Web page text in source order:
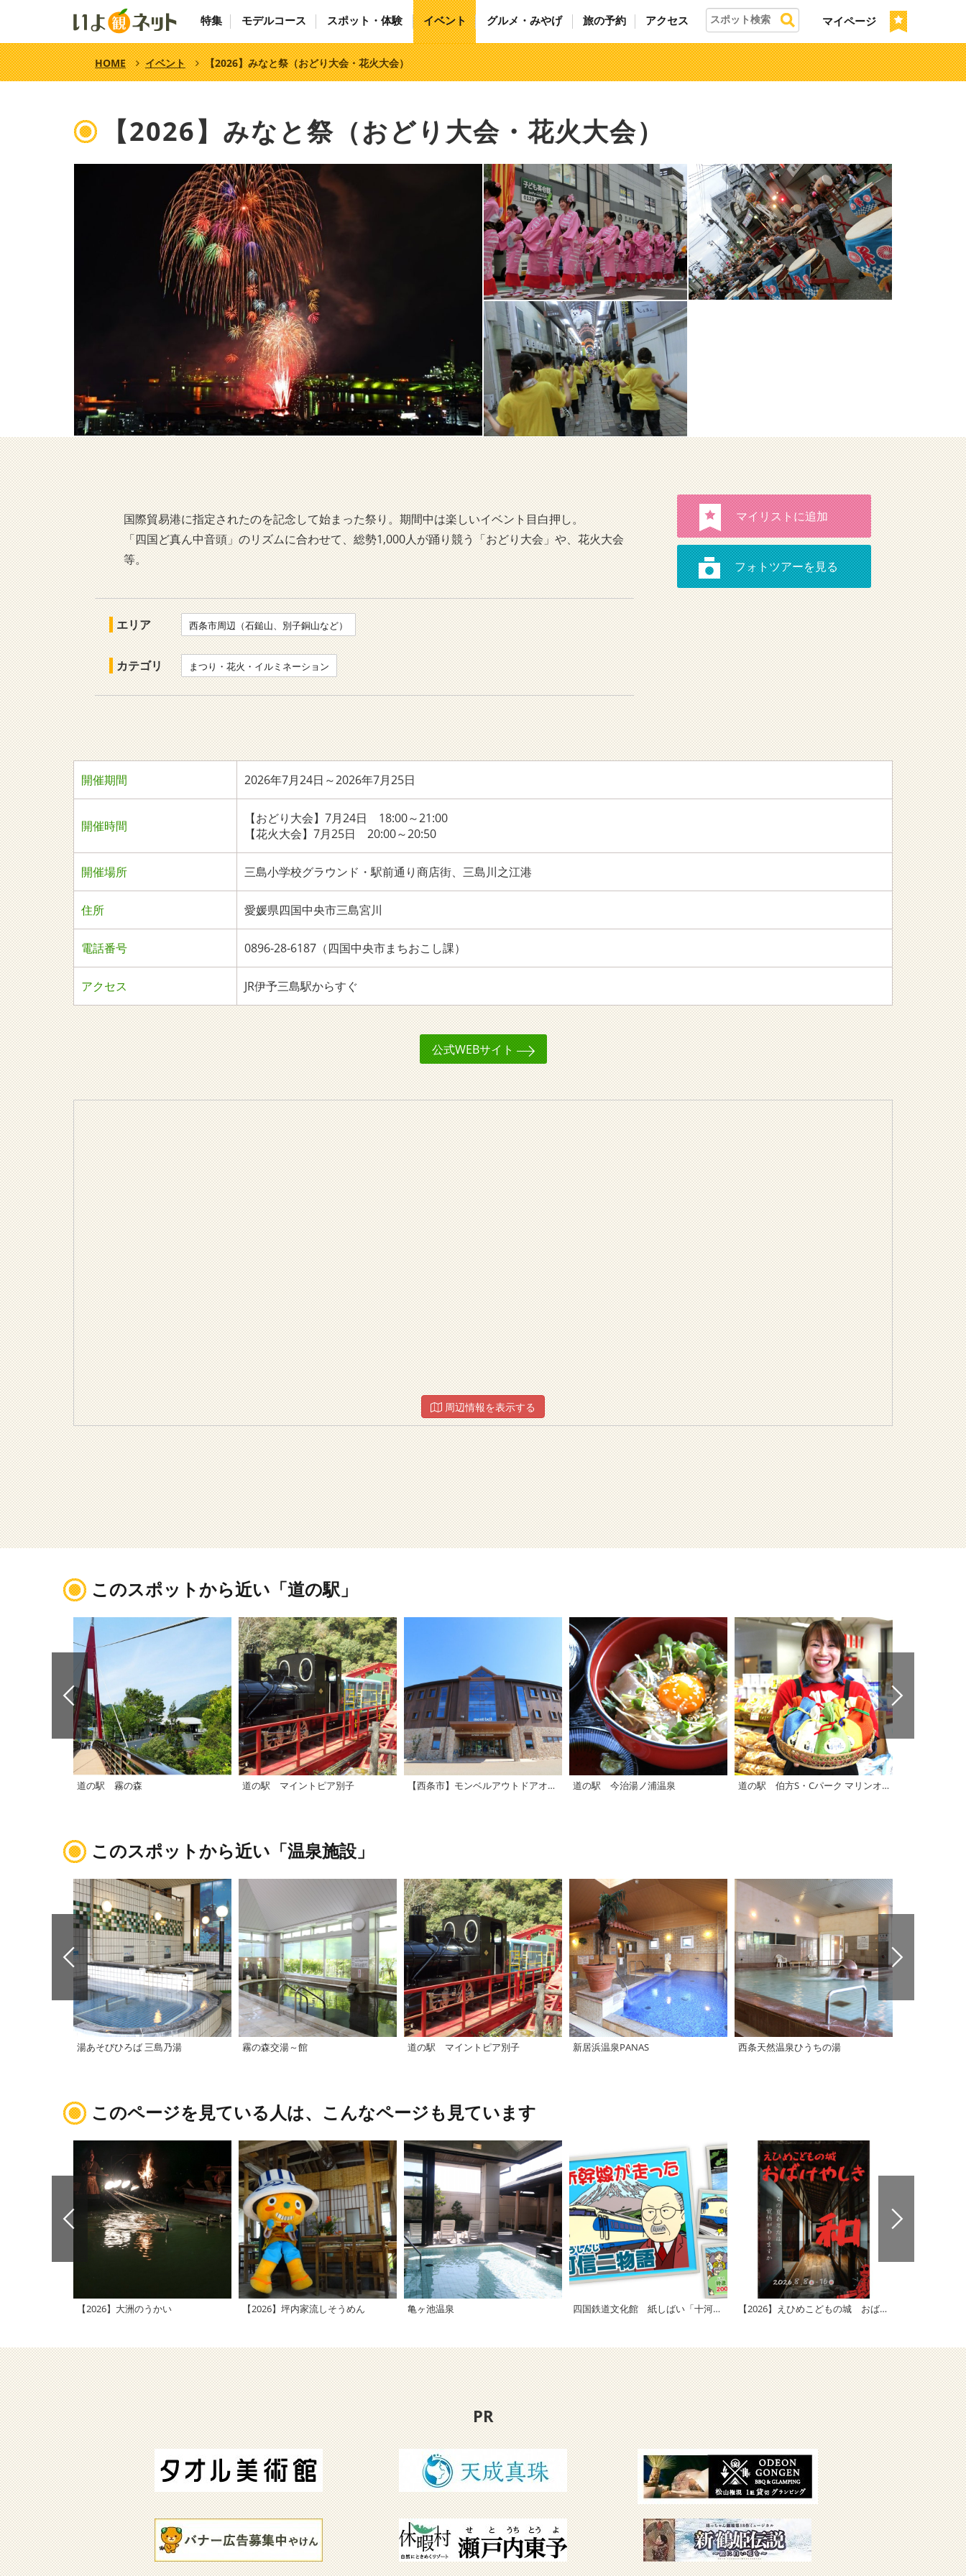
マイページ
特集 モデルコース スポット・体験 イベント グルメ・みやげ 旅の予約 アクセス
HOME イベント 【2026】みなと祭（おどり大会・花火大会）
【2026】みなと祭（おどり大会・花火大会）
国際貿易港に指定されたのを記念して始まった祭り。期間中は楽しいイベント目白押し。
「四国ど真ん中音頭」のリズムに合わせて、総勢1,000人が踊り競う「おどり大会」や、花火大会
等。
エリア 西条市周辺（石鎚山、別子銅山など）
カテゴリ まつり・花火・イルミネーション
開催期間 2026年7月24日～2026年7月25日
開催時間
【おどり大会】7月24日 18:00～21:00
【花火大会】7月25日 20:00～20:50
開催場所 三島小学校グラウンド・駅前通り商店街、三島川之江港
住所 愛媛県四国中央市三島宮川
電話番号 0896-28-6187（四国中央市まちおこし課）
アクセス JR伊予三島駅からすぐ
公式WEBサイト
周辺情報を表示する
このスポットから近い「道の駅」
道の駅 霧の森 道の駅 マイントピア別子 【西条市】モンベルアウトドアオアシス石鎚 道の駅 今治湯ノ浦温泉 道の駅 伯方S・Cパーク マリンオアシスはかた
このスポットから近い「温泉施設」
湯あそびひろば 三島乃湯 霧の森交湯～館 道の駅 マイントピア別子 新居浜温泉PANAS 西条天然温泉ひうちの湯
このページを見ている人は、こんなページも見ています
【2026】大洲のうかい 【2026】坪内家流しそうめん 亀ヶ池温泉 四国鉄道文化館 紙しばい「十河信二伝」 【2026】えひめこどもの城 おばけやしき「和」
PR